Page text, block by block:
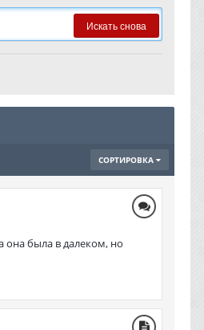
Искать снова
СОРТИРОВКА
она была в далеком, но